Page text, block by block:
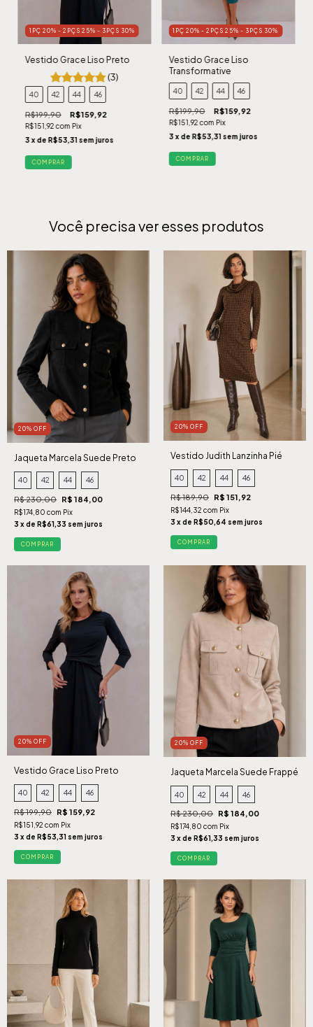
1PÇ 20% - 2PÇS 25% - 3PÇS 30%
Vestido Grace Liso Preto
(3)
40 42 44 46
R$199,90 R$159,92
R$151,92com Pix
3 x de R$53,31 sem juros
COMPRAR
1PÇ 20% - 2PÇS 25% - 3PÇS 30%
Vestido Grace Liso
Transformative
40 42 44 46
R$199,90 R$159,92
R$151,92com Pix
3 x de R$53,31 sem juros
COMPRAR
Você precisa ver esses produtos
20% OFF
Jaqueta Marcela Suede Preto
40 42 44 46
R$ 230,00 R$ 184,00
R$174,80 com Pix
3 x de R$61,33 sem juros
COMPRAR
20% OFF
Vestido Judith Lanzinha Pié
Caramelo
40 42 44 46
R$ 189,90 R$ 151,92
R$144,32 com Pix
3 x de R$50,64 sem juros
COMPRAR
20% OFF
Vestido Grace Liso Preto
40 42 44 46
R$ 199,90 R$ 159,92
R$151,92 com Pix
3 x de R$53,31 sem juros
COMPRAR
20% OFF
Jaqueta Marcela Suede Frappé
40 42 44 46
R$ 230,00 R$ 184,00
R$174,80 com Pix
3 x de R$61,33 sem juros
COMPRAR